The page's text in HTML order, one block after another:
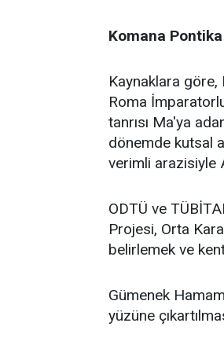
Komana
Kaynaklara göre,
Roma
tanrısı Ma'ya
dönemde kutsal
verimli arazisiyle
ODTÜ ve
Projesi, Orta
belirlemek ve
Gümenek
yüzüne